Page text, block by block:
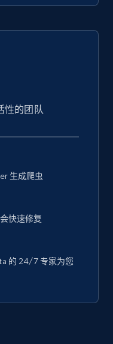
性的团队
生成爬虫
快速修复
的 24/7 专家为您